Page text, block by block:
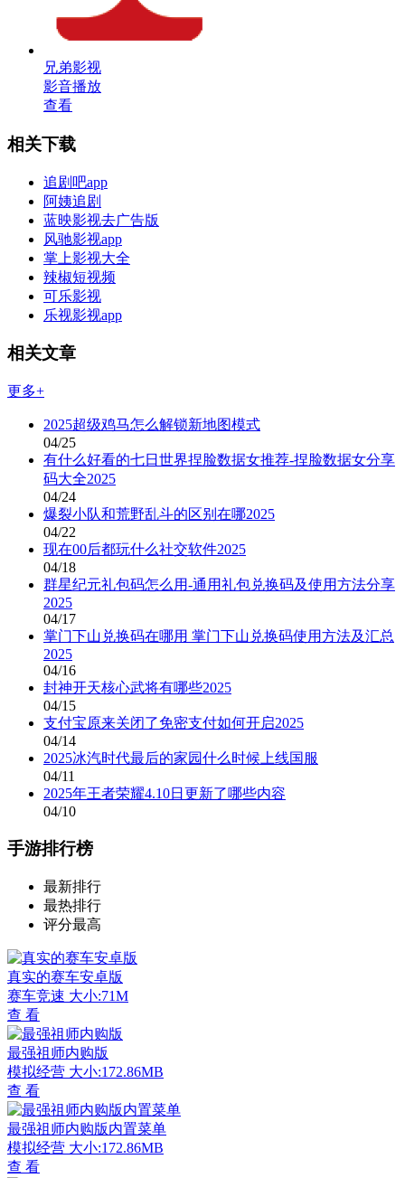
兄弟影视
影音播放
查看
相关下载
追剧吧app
阿姨追剧
蓝映影视去广告版
风驰影视app
掌上影视大全
辣椒短视频
可乐影视
乐视影视app
相关文章
更多+
2025超级鸡马怎么解锁新地图模式
04/25
有什么好看的七日世界捏脸数据女推荐-捏脸数据女分享
码大全2025
04/24
爆裂小队和荒野乱斗的区别在哪2025
04/22
现在00后都玩什么社交软件2025
04/18
群星纪元礼包码怎么用-通用礼包兑换码及使用方法分享
2025
04/17
掌门下山兑换码在哪用 掌门下山兑换码使用方法及汇总
2025
04/16
封神开天核心武将有哪些2025
04/15
支付宝原来关闭了免密支付如何开启2025
04/14
2025冰汽时代最后的家园什么时候上线国服
04/11
2025年王者荣耀4.10日更新了哪些内容
04/10
手游排行榜
最新排行
最热排行
评分最高
真实的赛车安卓版
赛车竞速 大小:71M
查 看
最强祖师内购版
模拟经营 大小:172.86MB
查 看
最强祖师内购版内置菜单
模拟经营 大小:172.86MB
查 看